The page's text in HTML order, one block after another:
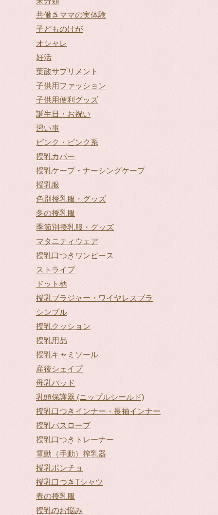
共働きママの実体験
子どものけが
オシャレ
妊活
葉酸サプリメント
子供用ファッション
子供用便利グッズ
誕生日・お祝い
習い事
ピンク・ピンク系
授乳カバー
授乳ケープ・ナーシングケープ
授乳服
色別授乳服・グッズ
冬の授乳服
季節別授乳服・グッズ
マタニティウェア
授乳口つきワンピース
ストライプ
ドット柄
授乳ブラジャー・ワイヤレスブラ
シンプル
授乳クッション
授乳用品
授乳キャミソール
産後シェイプ
母乳パッド
乳頭保護器 (ニップルシールド)
授乳口つきインナー・長袖インナー
授乳バスローブ
授乳口つきトレーナー
電動（手動）搾乳器
授乳ポンチョ
授乳口つきTシャツ
春の授乳服
授乳のお悩み